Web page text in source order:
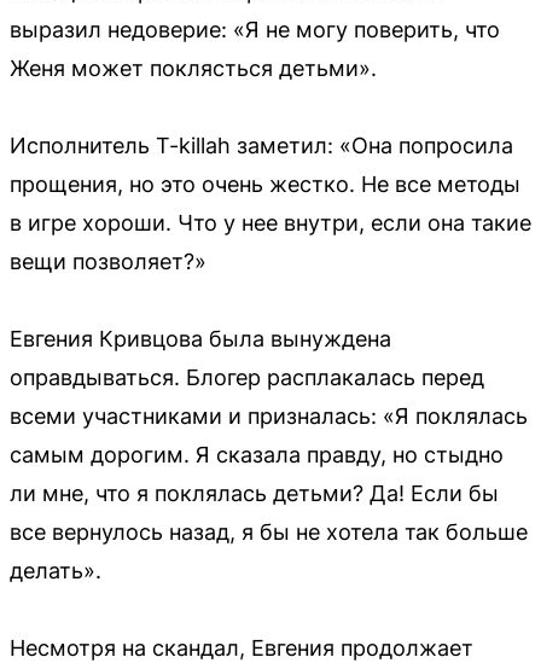
выразил недоверие: «Я не могу поверить, что
Женя может поклясться детьми».
Исполнитель T-killah заметил: «Она попросила
прощения, но это очень жестко. Не все методы
в игре хороши. Что у нее внутри, если она такие
вещи позволяет?»
Евгения Кривцова была вынуждена
оправдываться. Блогер расплакалась перед
всеми участниками и призналась: «Я поклялась
самым дорогим. Я сказала правду, но стыдно
ли мне, что я поклялась детьми? Да! Если бы
все вернулось назад, я бы не хотела так больше
делать».
Несмотря на скандал, Евгения продолжает